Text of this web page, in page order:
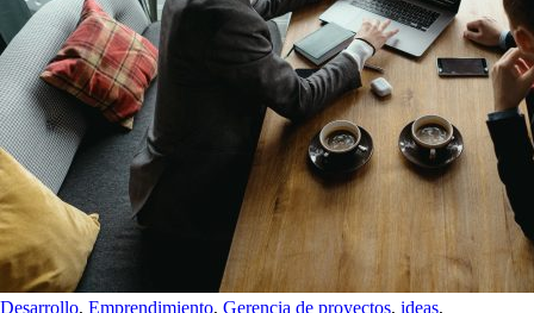
Desarrollo, Emprendimiento, Gerencia de proyectos, ideas,